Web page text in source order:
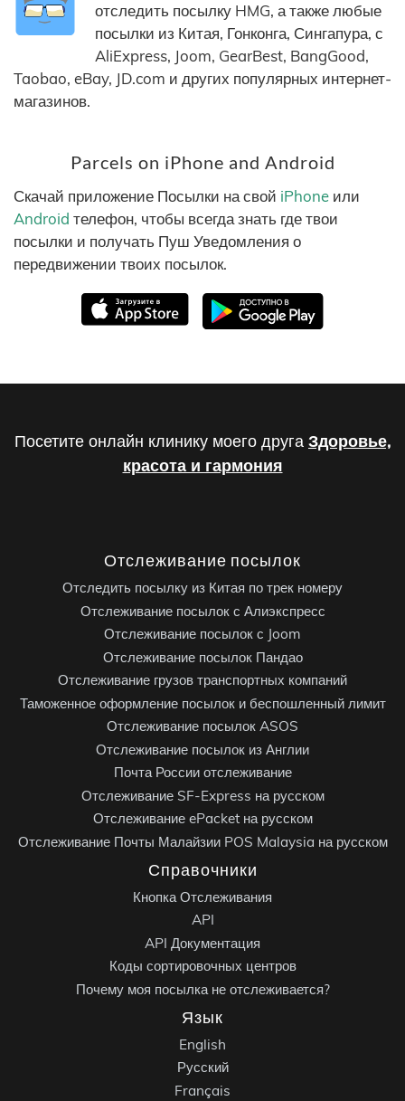
отследить посылку HMG, а также любые
посылки из Китая, Гонконга, Сингапура, с
AliExpress, Joom, GearBest, BangGood,
Taobao, eBay, JD.com и других популярных интернет-
магазинов.
Parcels on iPhone and Android
Скачай приложение Посылки на свой iPhone или
Android телефон, чтобы всегда знать где твои
посылки и получать Пуш Уведомления о
передвижении твоих посылок.
Посетите онлайн клинику моего друга Здоровье,
красота и гармония
Отслеживание посылок
Отследить посылку из Китая по трек номеру
Отслеживание посылок с Алиэкспресс
Отслеживание посылок с Joom
Отслеживание посылок Пандао
Отслеживание грузов транспортных компаний
Таможенное оформление посылок и беспошленный лимит
Отслеживание посылок ASOS
Отслеживание посылок из Англии
Почта России отслеживание
Отслеживание SF-Express на русском
Отслеживание ePacket на русском
Отслеживание Почты Малайзии POS Malaysia на русском
Справочники
Кнопка Отслеживания
API
API Документация
Коды сортировочных центров
Почему моя посылка не отслеживается?
Язык
English
Русский
Français